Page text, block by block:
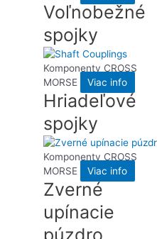
Voľnobežné
spojky
Komponenty CROSS
MORSE
Hriadeľové
spojky
Viac info
Komponenty CROSS
MORSE
Zverné
upínacie
Viac info